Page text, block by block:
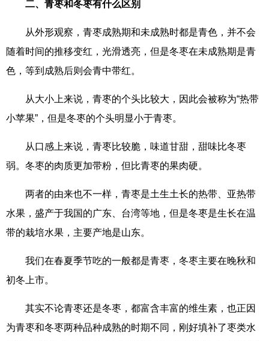
二、青枣和冬枣有什么区别
从外形观察，青枣成熟期和未成熟时都是青色，并不会
随着时间的推移变红，光滑透亮，但是冬枣在未成熟期是青
色，等到成熟后则会青中带红。
从大小上来说，青枣的个头比较大，因此会被称为“热带
小苹果”，但是冬枣的个头明显小于青枣。
从口感上来说，青枣比较脆，味道甘甜，甜味比冬枣
弱。冬枣的肉质更加带粉，但比青枣的果肉硬。
两者的由来也不一样，青枣是土生土长的热带、亚热带
水果，盛产于我国的广东、台湾等地，但是冬枣是生长在温
带的栽培水果，主要产地是山东。
我们在春夏季节吃的一般都是青枣，冬枣主要在晚秋和
初冬上市。
其实不论青枣还是冬枣，都富含丰富的维生素，也正因
为青枣和冬枣两种品种成熟的时期不同，刚好填补了枣类水